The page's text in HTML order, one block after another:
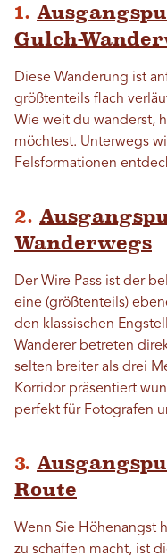
1.
Gulch-
Diese Wanderung ist
größtenteils flach
Wie weit du wanderst,
möchtest. Unterwegs
Felsformationen
2.
Wanderwegs
Der Wire Pass ist der
eine (größtenteils)
den klassischen
Wanderer betreten
selten breiter als drei
Korridor präsentiert
perfekt für Fotografen
3.
Route
Wenn Sie Höhenangst
zu schaffen macht, ist